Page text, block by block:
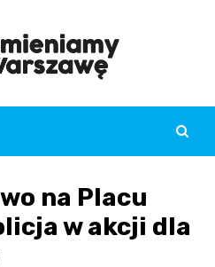
na Placu
w akcji dla